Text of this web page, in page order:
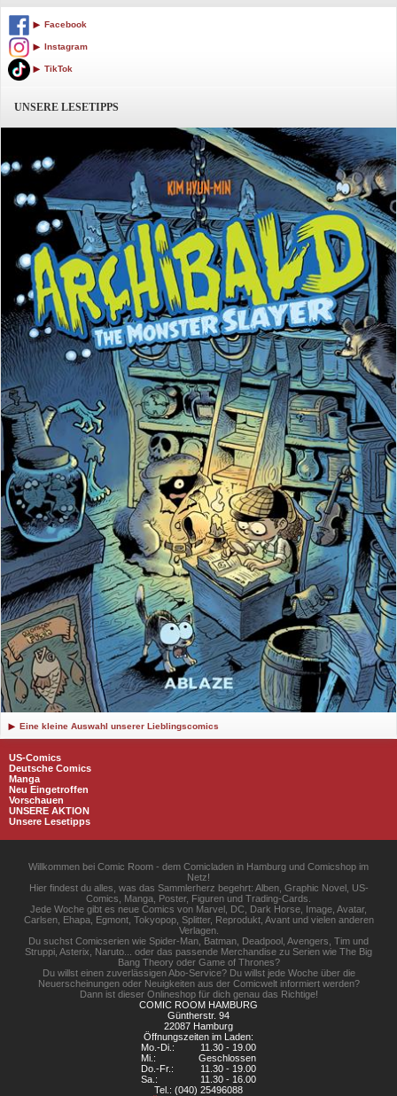
Facebook
Instagram
TikTok
UNSERE LESETIPPS
Eine kleine Auswahl unserer Lieblingscomics
US-Comics
Deutsche Comics
Manga
Neu Eingetroffen
Vorschauen
UNSERE AKTION
Unsere Lesetipps
Willkommen bei Comic Room - dem Comicladen in Hamburg und Comicshop im
Netz!
Hier findest du alles, was das Sammlerherz begehrt: Alben, Graphic Novel, US-
Comics, Manga, Poster, Figuren und Trading-Cards.
Jede Woche gibt es neue Comics von Marvel, DC, Dark Horse, Image, Avatar,
Carlsen, Ehapa, Egmont, Tokyopop, Splitter, Reprodukt, Avant und vielen anderen
Verlagen.
Du suchst Comicserien wie Spider-Man, Batman, Deadpool, Avengers, Tim und
Struppi, Asterix, Naruto... oder das passende Merchandise zu Serien wie The Big
Bang Theory oder Game of Thrones?
Du willst einen zuverlässigen Abo-Service? Du willst jede Woche über die
Neuerscheinungen oder Neuigkeiten aus der Comicwelt informiert werden?
Dann ist dieser Onlineshop für dich genau das Richtige!
COMIC ROOM HAMBURG
Güntherstr. 94
22087 Hamburg
Öffnungszeiten im Laden:
Mo.-Di.:
11.30 - 19.00
Mi.:
Geschlossen
Do.-Fr.:
11.30 - 19.00
Sa.:
11.30 - 16.00
Tel.: (040) 25496088